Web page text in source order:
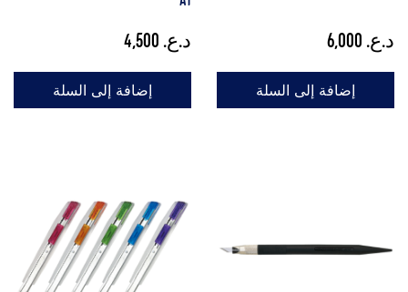
د.ع.
إضافة إلى السلة
د.ع.
إضافة إلى السلة